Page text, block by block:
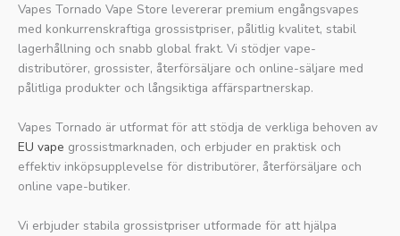
Vapes Tornado Vape Store levererar premium engångsvapes
med konkurrenskraftiga grossistpriser, pålitlig kvalitet, stabil
lagerhållning och snabb global frakt. Vi stödjer vape-
distributörer, grossister, återförsäljare och online-säljare med
pålitliga produkter och långsiktiga affärspartnerskap.
Vapes Tornado är utformat för att stödja de verkliga behoven av
EU vape grossistmarknaden, och erbjuder en praktisk och
effektiv inköpsupplevelse för distributörer, återförsäljare och
online vape-butiker.
Vi erbjuder stabila grossistpriser utformade för att hjälpa